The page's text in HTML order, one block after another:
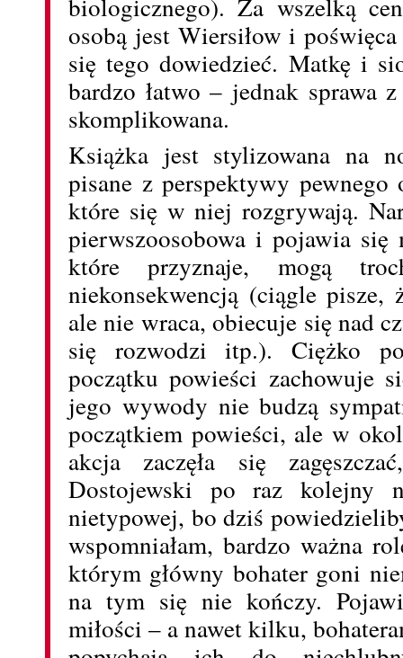
osobą jest Wiersiłow i
się tego dowiedzieć. Matkę i
bardzo łatwo – jednak sprawa
skomplikowana.
Książka jest stylizowana na
pisane z perspektywy pewnego
które się w niej rozgrywają.
pierwszoosobowa i pojawia
które przyznaje, mogą
niekonsekwencją (ciągle
ale nie wraca, obiecuje się nad
się rozwodzi itp.). Ciężko
początku powieści zachowuje
jego wywody nie budzą
początkiem powieści, ale w
akcja zaczęła się
Dostojewski po raz kolejny
nietypowej, bo dziś
wspomniałam, bardzo ważna
którym główny bohater goni
na tym się nie kończy.
miłości – a nawet kilku,